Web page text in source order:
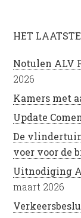
HET
Notulen ALV
2026
Kamers met
Update
De
voer voor de
Uitnodiging
maart 2026